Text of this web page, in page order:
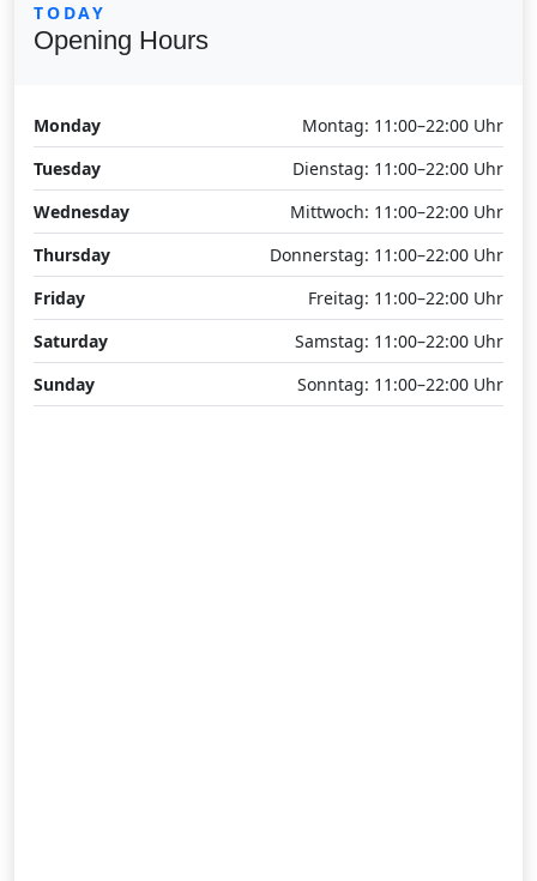
TODAY
Opening Hours
Monday
Montag: 11:00–22:00 Uhr
Tuesday
Dienstag: 11:00–22:00 Uhr
Wednesday
Mittwoch: 11:00–22:00 Uhr
Thursday
Donnerstag: 11:00–22:00 Uhr
Friday
Freitag: 11:00–22:00 Uhr
Saturday
Samstag: 11:00–22:00 Uhr
Sunday
Sonntag: 11:00–22:00 Uhr